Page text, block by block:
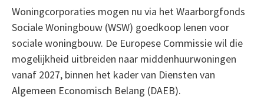
Woningcorporaties mogen nu via het Waarborgfonds
Sociale Woningbouw (WSW) goedkoop lenen voor
sociale woningbouw. De Europese Commissie wil die
mogelijkheid uitbreiden naar middenhuurwoningen
vanaf 2027, binnen het kader van Diensten van
Algemeen Economisch Belang (DAEB).